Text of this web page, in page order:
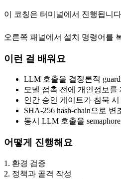
이 코칭은 터미널에서 진행됩니다
오른쪽 패널에서 설치 명령어를
이런 걸 배워요
LLM 호출을 결정론적
모델 접촉 전에 개인정보
인간 승인 게이트가 침묵
SHA-256 hash-chain으로
동시 LLM 호출을
어떻게 진행해요
1 . 환경 검증
2. 정책과 골격 작성